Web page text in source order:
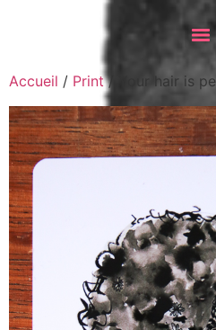
Accueil / Print/ Your hair is